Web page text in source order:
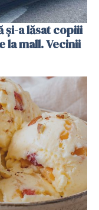
și-a lăsat copiii
la mall. Vecinii